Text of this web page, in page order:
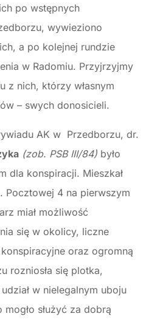
po wstępnych
wywieziono
a po kolejnej rundzie
w Radomiu. Przyjrzyjmy
z nich, którzy własnym
– swych donosicieli.
AK w Przedborzu, dr.
(zob. PSB III/84) było
dla konspiracji. Mieszkał
Pocztowej 4 na pierwszym
miał możliwość
się w okolicy, liczne
oraz ogromną
rozniosła się plotka,
w nielegalnym uboju
służyć za dobrą